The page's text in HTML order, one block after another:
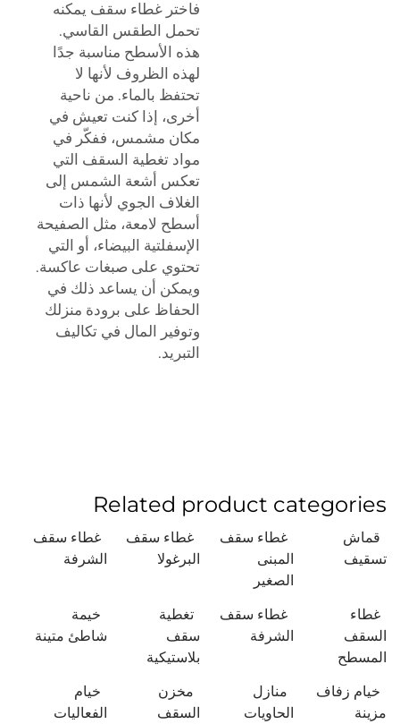
فاختر غطاء سقف يمكنه
تحمل الطقس القاسي.
هذه الأسطح مناسبة جدًا
لهذه الظروف لأنها لا
تحتفظ بالماء. من ناحية
أخرى، إذا كنت تعيش في
مكان مشمس، ففكّر في
مواد تغطية السقف التي
تعكس أشعة الشمس إلى
الغلاف الجوي لأنها ذات
أسطح لامعة، مثل الصفيحة
الإسفلتية البيضاء، أو التي
تحتوي على صبغات عاكسة.
ويمكن أن يساعد ذلك في
الحفاظ على برودة منزلك
وتوفير المال في تكاليف
التبريد.
Related product categories
قماش
تسقيف
غطاء سقف
المبنى
الصغير
غطاء سقف
البرغولا
غطاء سقف
الشرفة
غطاء
السقف
المسطح
غطاء سقف
الشرفة
تغطية
سقف
بلاستيكية
خيمة
شاطئ متينة
خيام زفاف
مزينة
منازل
الحاويات
مخزن
السقف
خيام
الفعاليات